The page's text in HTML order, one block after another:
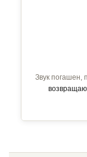
Звук погашен,